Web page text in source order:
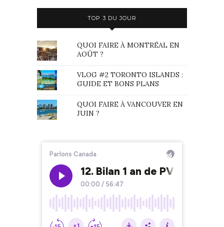
TOP 3 DU JOUR
QUOI FAIRE À MONTRÉAL EN
AOÛT ?
VLOG #2 TORONTO ISLANDS :
GUIDE ET BONS PLANS
QUOI FAIRE À VANCOUVER EN
JUIN ?